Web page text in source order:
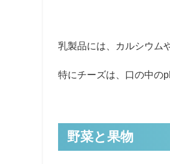
乳製品には、カルシウム
特にチーズは、口の中の
野菜と果物